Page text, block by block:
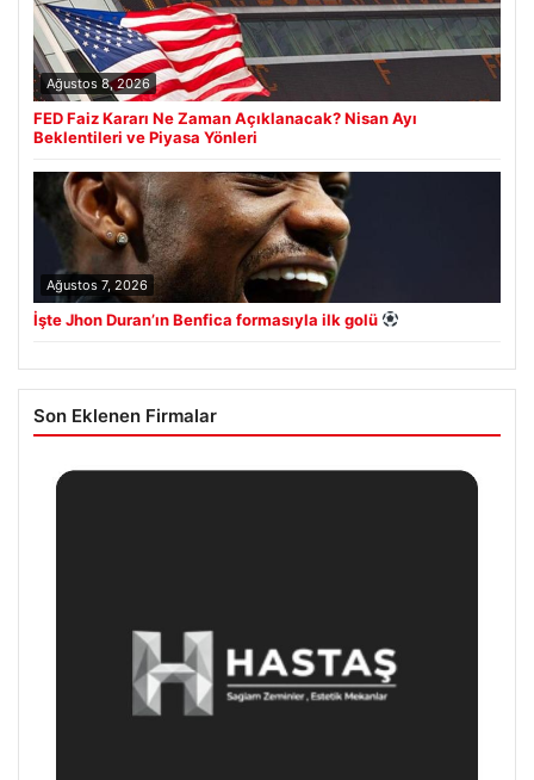
Ağustos 8, 2026
FED Faiz Kararı Ne Zaman Açıklanacak? Nisan Ayı
Beklentileri ve Piyasa Yönleri
Ağustos 7, 2026
İşte Jhon Duran’ın Benfica formasıyla ilk golü
Son Eklenen Firmalar